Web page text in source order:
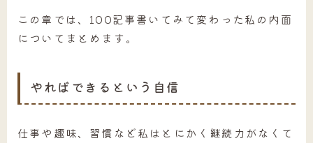
この章では、100記事書いてみて変わった私の内面
についてまとめます。
やればできるという自信
仕事や趣味、習慣など私はとにかく継続力がなくて